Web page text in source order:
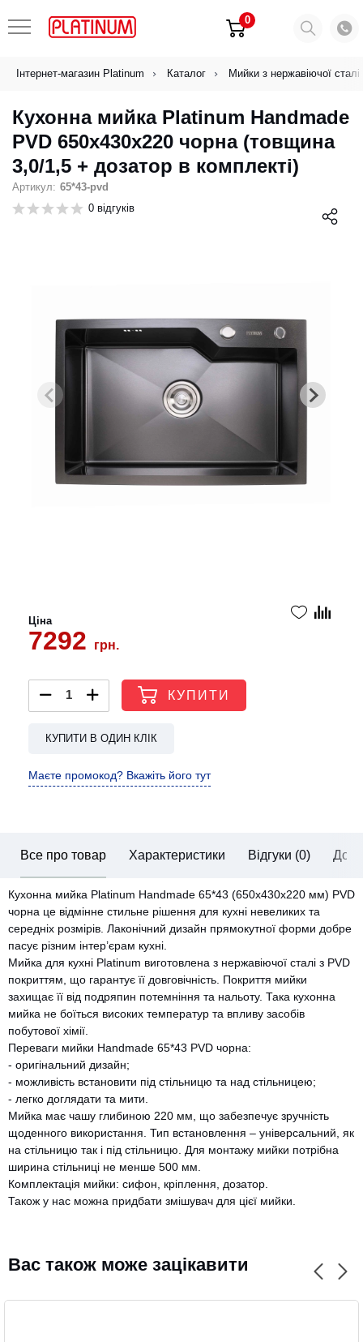
0
Інтернет-магазин Platinum Каталог Мийки з нержавіючої сталі
Кухонна мийка Platinum Handmade
PVD 650х430х220 чорна (товщина
3,0/1,5 + дозатор в комплекті)
Артикул: 65*43-pvd
0 відгуків
Ціна
7292 грн.
КУПИТИ
КУПИТИ В ОДИН КЛІК
Маєте промокод? Вкажіть його тут
Все про товар Характеристики Відгуки (0)
Кухонна мийка Platinum Handmade 65*43 (650x430x220 мм) PVD
чорна це відмінне стильне рішення для кухні невеликих та
середніх розмірів. Лаконічний дизайн прямокутної форми добре
пасує різним інтер’єрам кухні.
Мийка для кухні Platinum виготовлена з нержавіючої сталі з PVD
покриттям, що гарантує її довговічність. Покриття мийки
захищає її від подряпин потемніння та нальоту. Така кухонна
мийка не боїться високих температур та впливу засобів
побутової хімії.
Переваги мийки Handmade 65*43 PVD чорна:
- оригінальний дизайн;
- можливість встановити під стільницю та над стільницею;
- легко доглядати та мити.
Мийка має чашу глибиною 220 мм, що забезпечує зручність
щоденного використання. Тип встановлення – універсальний, як
на стільницю так і під стільницю. Для монтажу мийки потрібна
ширина стільниці не менше 500 мм.
Комплектація мийки: сифон, кріплення, дозатор.
Також у нас можна придбати змішувач для цієї мийки.
Вас також може зацікавити
CANCEL